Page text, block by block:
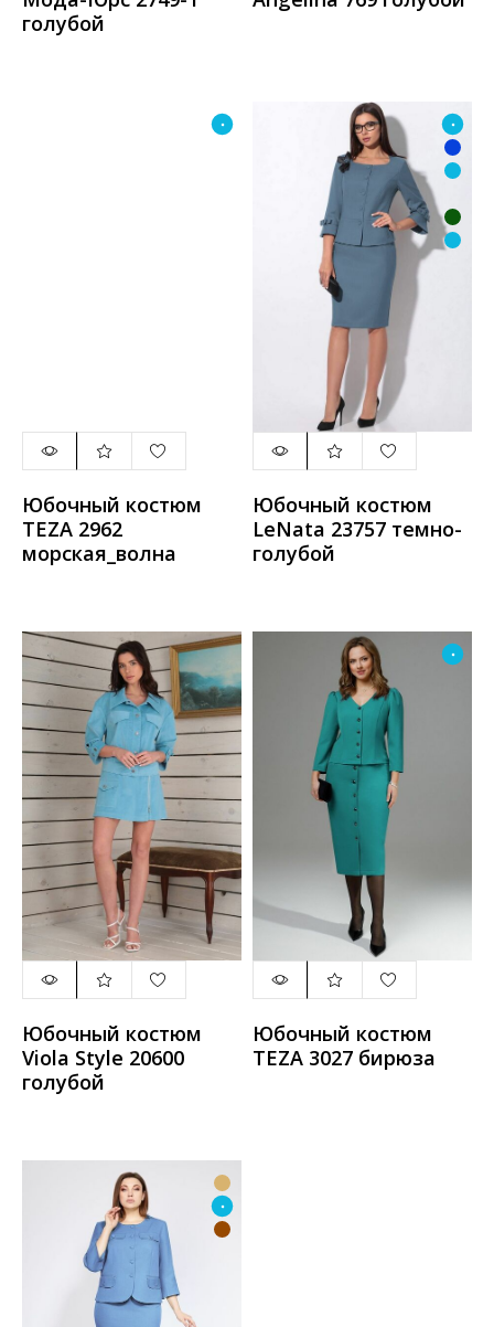
голубой
Юбочный костюм
TEZA 2962
морская_волна
Юбочный костюм
LeNata 23757 темно-
голубой
Юбочный костюм
Viola Style 20600
голубой
Юбочный костюм
TEZA 3027 бирюза